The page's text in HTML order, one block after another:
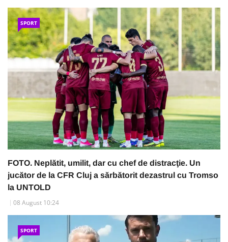
SPORT
FOTO. Neplătit, umilit, dar cu chef de distracţie. Un
jucător de la CFR Cluj a sărbătorit dezastrul cu Tromso
la UNTOLD
08 August 10:24
SPORT